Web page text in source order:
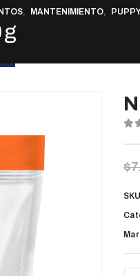
, MANTENIMIENTO,
g
$